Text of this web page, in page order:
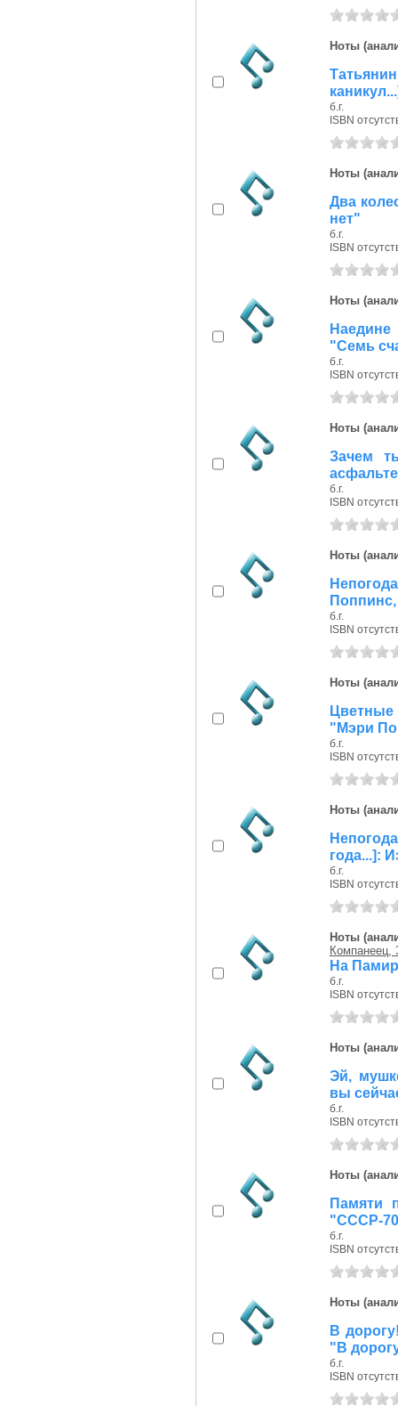
Ноты
б.г.
ISBN
Ноты
Два
нет"
б.г.
ISBN
Ноты
"Семь
б.г.
ISBN
Ноты
Зачем
б.г.
ISBN
Ноты
б.г.
ISBN
Ноты
Цветные
"Мэри
б.г.
ISBN
Ноты
года...]:
б.г.
ISBN
Ноты
Компанеец,
На
б.г.
ISBN
Ноты
Эй,
вы
б.г.
ISBN
Ноты
Памяти
"СССР-
б.г.
ISBN
Ноты
В
"В
б.г.
ISBN